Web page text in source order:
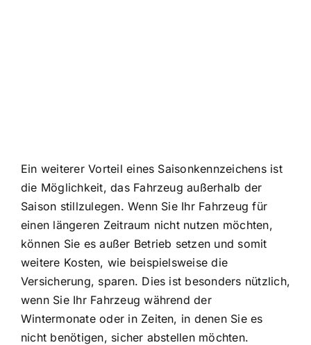
Ein weiterer Vorteil eines Saisonkennzeichens ist
die Möglichkeit, das Fahrzeug außerhalb der
Saison stillzulegen. Wenn Sie Ihr Fahrzeug für
einen längeren Zeitraum nicht nutzen möchten,
können Sie es außer Betrieb setzen und somit
weitere Kosten, wie beispielsweise die
Versicherung, sparen. Dies ist besonders nützlich,
wenn Sie Ihr Fahrzeug während der
Wintermonate oder in Zeiten, in denen Sie es
nicht benötigen, sicher abstellen möchten.